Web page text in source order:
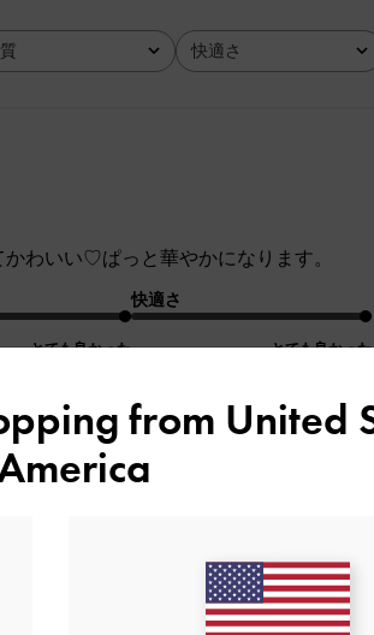
全て 快適さ
全て
わいい♡ぱっと華やかになります。
とても良かった
快適さ
とても良かった
from United